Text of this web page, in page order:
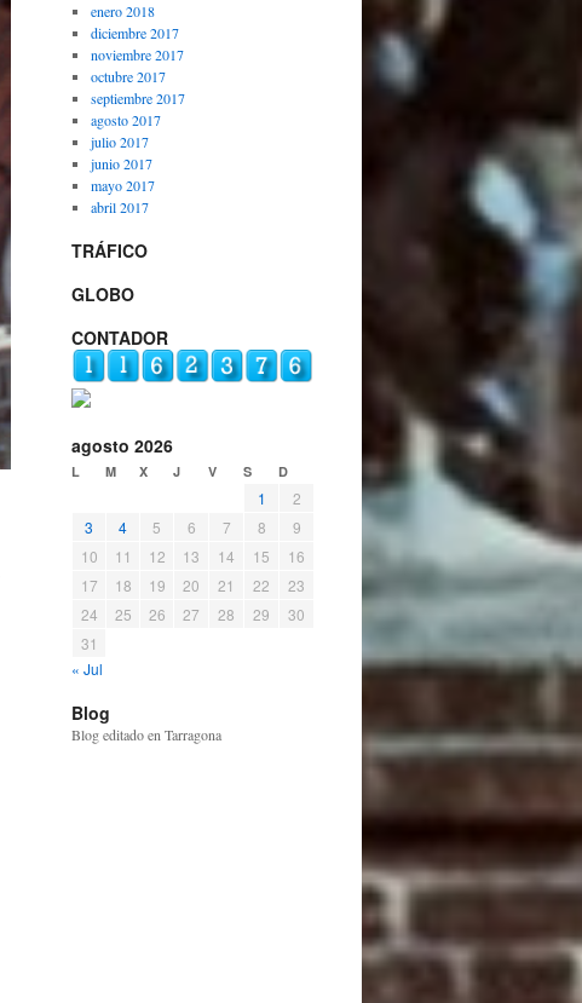
enero 2018
diciembre 2017
noviembre 2017
octubre 2017
septiembre 2017
agosto 2017
julio 2017
junio 2017
mayo 2017
abril 2017
TRÁFICO
GLOBO
CONTADOR
agosto 2026
L M X J V S D
1
2
3
4 5 6 7 8
9
10
11 12 13 14 15
16
17
18 19 20 21 22
23
24
25 26 27 28 29
30
31
« Jul
Blog
Blog editado en Tarragona